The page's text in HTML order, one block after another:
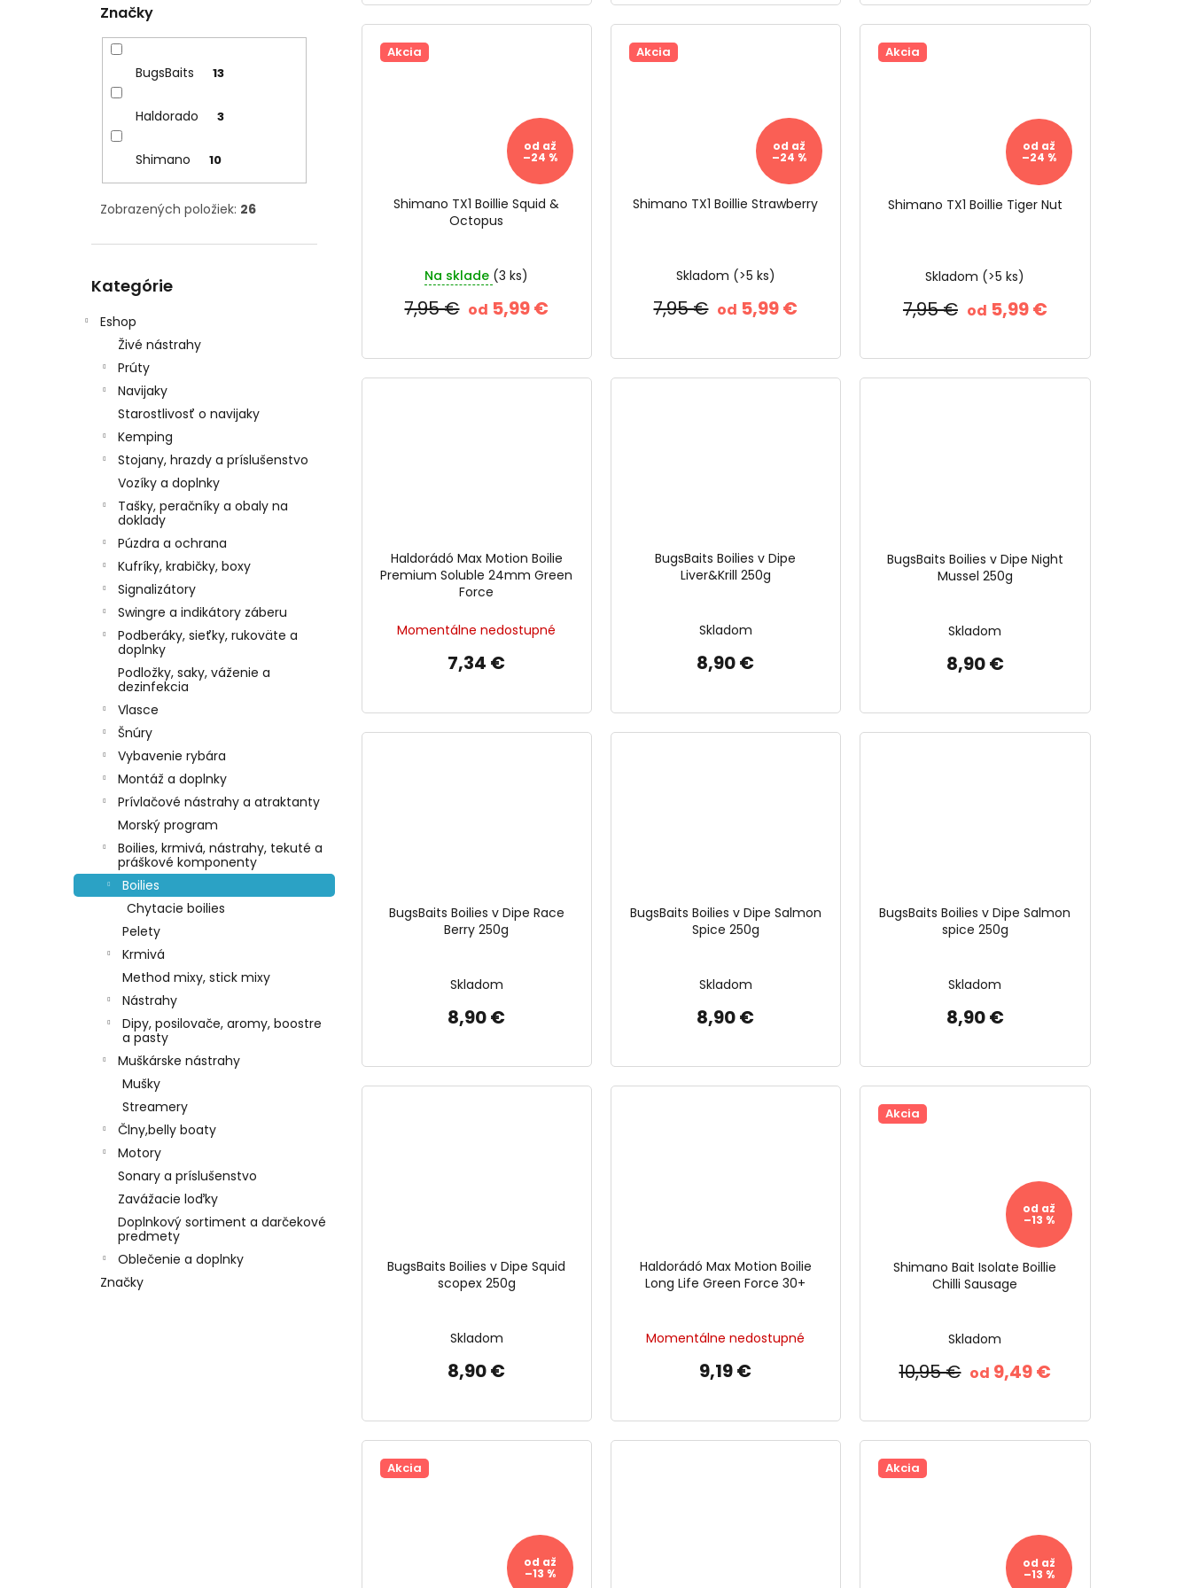
Značky
BugsBaits 13
Haldorado 3
Shimano 10
Zobrazených položiek: 26
kategórie
Kategórie
Eshop
Živé nástrahy
Prúty
Navijaky
Starostlivosť o navijaky
Kemping
Stojany, hrazdy a príslušenstvo
Vozíky a doplnky
Tašky, peračníky a obaly na
doklady
Púzdra a ochrana
Kufríky, krabičky, boxy
Signalizátory
Swingre a indikátory záberu
Podberáky, sieťky, rukoväte a
doplnky
Podložky, saky, váženie a
dezinfekcia
Vlasce
Šnúry
Vybavenie rybára
Montáž a doplnky
Prívlačové nástrahy a atraktanty
Morský program
Boilies, krmivá, nástrahy, tekuté a
práškové komponenty
Boilies
Chytacie boilies
Pelety
Krmivá
Method mixy, stick mixy
Nástrahy
Dipy, posilovače, aromy, boostre
a pasty
Muškárske nástrahy
Mušky
Streamery
Člny,belly boaty
Motory
Sonary a príslušenstvo
Zavážacie loďky
Doplnkový sortiment a darčekové
predmety
Oblečenie a doplnky
Značky
Akcia
od až
–24 %
Shimano TX1 Boillie Squid &
Octopus
Na sklade (3 ks)
od 5,99 €
7,95 €
Akcia
od až
–24 %
Shimano TX1 Boillie Strawberry
Skladom (>5 ks)
od 5,99 €
7,95 €
Akcia
od až
–24 %
Shimano TX1 Boillie Tiger Nut
Skladom (>5 ks)
od 5,99 €
7,95 €
Haldorádó Max Motion Boilie
Premium Soluble 24mm Green
Force
Momentálne nedostupné
7,34 €
BugsBaits Boilies v Dipe
Liver&Krill 250g
Skladom
8,90 €
BugsBaits Boilies v Dipe Night
Mussel 250g
Skladom
8,90 €
BugsBaits Boilies v Dipe Race
Berry 250g
Skladom
8,90 €
BugsBaits Boilies v Dipe Salmon
Spice 250g
Skladom
8,90 €
BugsBaits Boilies v Dipe Salmon
spice 250g
Skladom
8,90 €
BugsBaits Boilies v Dipe Squid
scopex 250g
Skladom
8,90 €
Haldorádó Max Motion Boilie
Long Life Green Force 30+
Momentálne nedostupné
9,19 €
Akcia
od až
–13 %
Shimano Bait Isolate Boillie
Chilli Sausage
Skladom
od 9,49 €
10,95 €
Akcia
od až
–13 %
Akcia
od až
–13 %